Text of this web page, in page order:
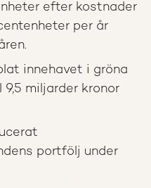
efter kostnader
per år
innehavet i gröna
miljarder kronor
portfölj under